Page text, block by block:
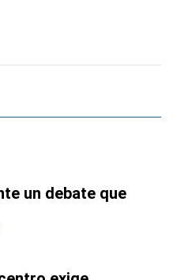
un debate que